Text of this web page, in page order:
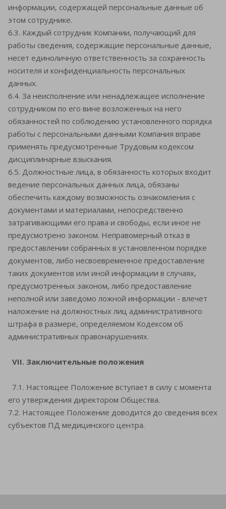
информации, содержащей персональные данные об
этом сотруднике.
6.3. Каждый сотрудник Компании, получающий для
работы сведения, содержащие персональные данные,
несет единоличную ответственность за сохранность
носителя и конфиденциальность персональных
данных.
6.4. За неисполнение или ненадлежащее исполнение
сотрудником по его вине возложенных на него
обязанностей по соблюдению установленного порядка
работы с персональными данными Компания вправе
применять предусмотренные Трудовым кодексом
дисциплинарные взыскания.
6.5. Должностные лица, в обязанность которых входит
ведение персональных данных лица, обязаны
обеспечить каждому возможность ознакомления с
документами и материалами, непосредственно
затрагивающими его права и свободы, если иное не
предусмотрено законом. Неправомерный отказ в
предоставлении собранных в установленном порядке
документов, либо несвоевременное предоставление
таких документов или иной информации в случаях,
предусмотренных законом, либо предоставление
неполной или заведомо ложной информации - влечет
наложение на должностных лиц административного
штрафа в размере, определяемом Кодексом об
административных правонарушениях.
VII. Заключительные положения
7.1. Настоящее Положение вступает в силу с момента
его утверждения директором Общества.
7.2. Настоящее Положение доводится до сведения всех
субъектов ПД медицинского центра.